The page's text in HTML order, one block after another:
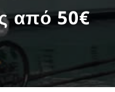
από 50€